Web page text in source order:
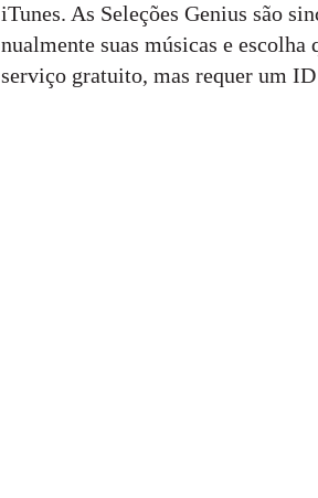
iTunes. As Seleções Genius são
nualmente suas músicas e
serviço gratuito, mas requer um